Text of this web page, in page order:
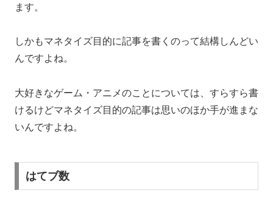
ます。
しかもマネタイズ目的に記事を書くのって結構しんどい
んですよね。
大好きなゲーム・アニメのことについては、すらすら書
けるけどマネタイズ目的の記事は思いのほか手が進まな
いんですよね。
はてブ数